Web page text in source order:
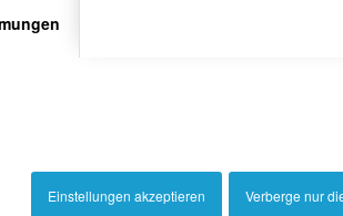
Einstellungen akzeptieren Verberge nur
MLZ
Ausleihe jetzt auf